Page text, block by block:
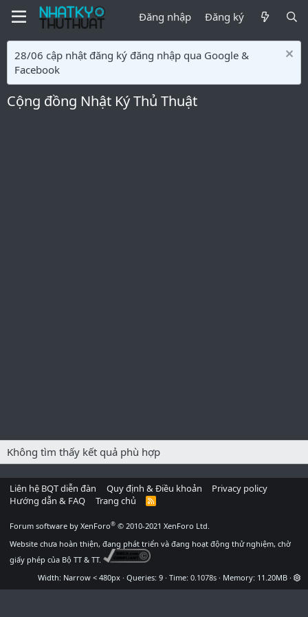
Đăng nhập Đăng ký
28/06 cập nhật đăng ký đăng nhập qua Google &
Facebook
Cộng đồng Nhật Ký Thủ Thuật
Không tìm thấy kết quả phù hợp
Liên hệ BQT diễn đàn Quy định & Điều khoản
Privacy policy
Hướng dẫn & FAQ
Trang chủ
R
Forum software by XenForo® © 2010-2021 XenForo Ltd.
Website chưa hoàn thiện, đang phát triển và đang hoạt động thử nghiệm, chờ
giấy phép của Bộ TT & TT.
Width
Queries 9 Time 0.1078s Memory 11.20MB